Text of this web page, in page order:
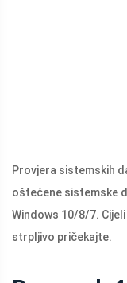
Provjera sistemskih
oštećene sistemske
Windows 10/8/7.
strpljivo pričekajte.